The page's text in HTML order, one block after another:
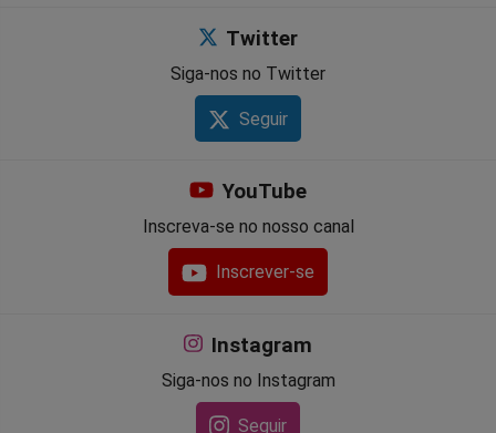
Twitter
Siga-nos no Twitter
Seguir
YouTube
Inscreva-se no nosso canal
Inscrever-se
Instagram
Siga-nos no Instagram
Seguir